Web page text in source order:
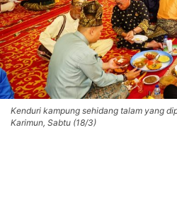
Kenduri kampung sehidang talam yang
Karimun, Sabtu (18/3)